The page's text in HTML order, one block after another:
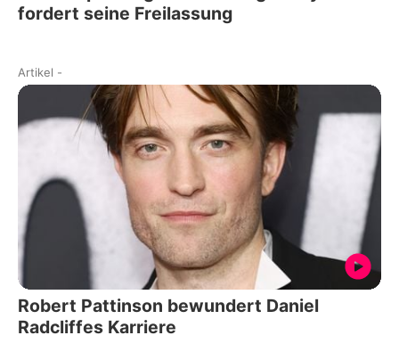
fordert seine Freilassung
Artikel -
Robert Pattinson bewundert Daniel
Radcliffes Karriere